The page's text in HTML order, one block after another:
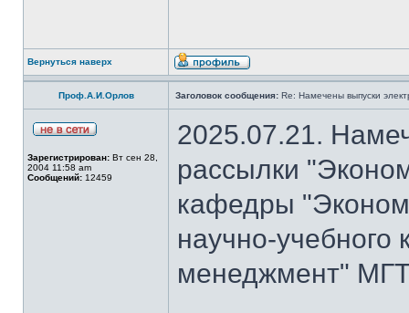
Вернуться наверх
Проф.А.И.Орлов Заголовок сообщения: Re: Намечены выпуски
Зарегистрирован: Вт сен 28,
2004 11:58 am
Сообщений: 12459
2025.07.21.
рассылки
кафедры
научно-
менеджмент"